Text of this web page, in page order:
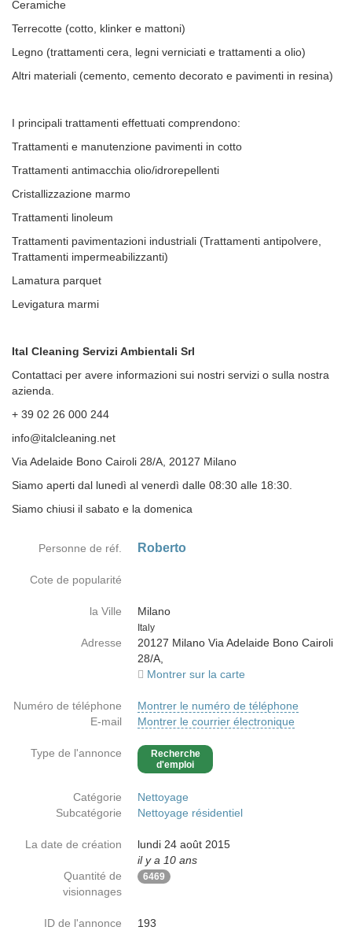
Ceramiche
Terrecotte (cotto, klinker e mattoni)
Legno (trattamenti cera, legni verniciati e trattamenti a olio)
Altri materiali (cemento, cemento decorato e pavimenti in resina)
I principali trattamenti effettuati comprendono:
Trattamenti e manutenzione pavimenti in cotto
Trattamenti antimacchia olio/idrorepellenti
Cristallizzazione marmo
Trattamenti linoleum
Trattamenti pavimentazioni industriali (Trattamenti antipolvere,
Trattamenti impermeabilizzanti)
Lamatura parquet
Levigatura marmi
Ital Cleaning Servizi Ambientali Srl
Contattaci per avere informazioni sui nostri servizi o sulla nostra
azienda.
+ 39 02 26 000 244
info@italcleaning.net
Via Adelaide Bono Cairoli 28/A, 20127 Milano
Siamo aperti dal lunedì al venerdì dalle 08:30 alle 18:30.
Siamo chiusi il sabato e la domenica
Personne de réf. Roberto
Cote de popularité
la Ville
Milano
Country
Italy
Adresse
20127 Milano Via Adelaide Bono Cairoli
28/A,
Montrer sur la carte
Numéro de téléphone
Montrer le numéro de téléphone
E-mail
Montrer le courrier électronique
Type de l'annonce
Recherche
d'emploi
Catégorie
Nettoyage
Subcatégorie
Nettoyage résidentiel
La date de création
lundi 24 août 2015
il y a 10 ans
Quantité de
visionnages
6469
ID de l'annonce 193